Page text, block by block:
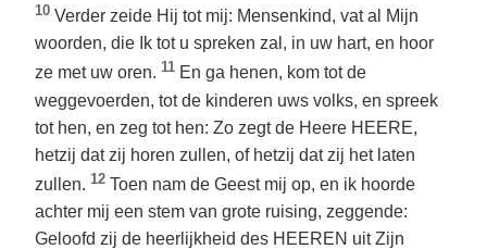
10 Verder zeide Hij tot mij: Mensenkind, vat al Mijn
woorden, die Ik tot u spreken zal, in uw hart, en hoor
ze met uw oren. 11 En ga henen, kom tot de
weggevoerden, tot de kinderen uws volks, en spreek
tot hen, en zeg tot hen: Zo zegt de Heere HEERE,
hetzij dat zij horen zullen, of hetzij dat zij het laten
zullen. 12 Toen nam de Geest mij op, en ik hoorde
achter mij een stem van grote ruising, zeggende:
Geloofd zij de heerlijkheid des HEEREN uit Zijn